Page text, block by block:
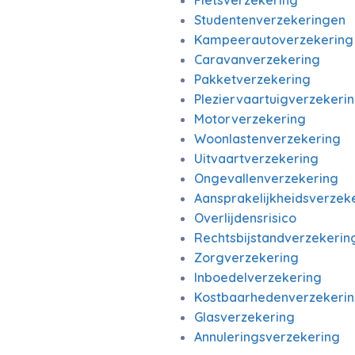
Studentenverzekeringen
Kampeerautoverzekering
Caravanverzekering
Pakketverzekering
Motorverzekering
Woonlastenverzekering
Uitvaartverzekering
Ongevallenverzekering
Overlijdensrisico
Zorgverzekering
Inboedelverzekering
Glasverzekering
Annuleringsverzekering